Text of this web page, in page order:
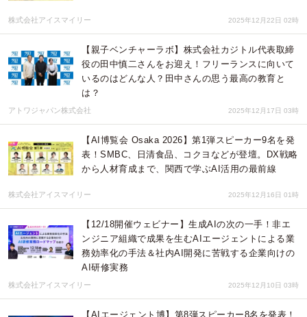
株式会社アイスマイリー 2025年12月22日 02時
【親子ベンチャーラボ】株式会社カジトル代表取締
役の田中慎二さんをお迎え！フリーランスに向いて
いるのはどんな人？田中さんの思う最高の教育と
は？
アトワジャパン株式会社 2025年12月17日 03時
【AI博覧会 Osaka 2026】第1弾スピーカー9名を発
表！SMBC、日清食品、コクヨなどが登壇。DX戦略
から人材育成まで、関西で学ぶAI活用の最前線
株式会社アイスマイリー 2025年12月16日 01時
【12/18開催ウェビナー】生成AIの次の一手！非エ
ンジニア組織で成果を生むAIエージェントによる業
務効率化の手法＆社内AI開発に苦戦する企業向けの
AI研修実務
株式会社アイスマイリー 2025年12月10日 03時
【AIエージェント博】第8弾スピーカー8名を発表！